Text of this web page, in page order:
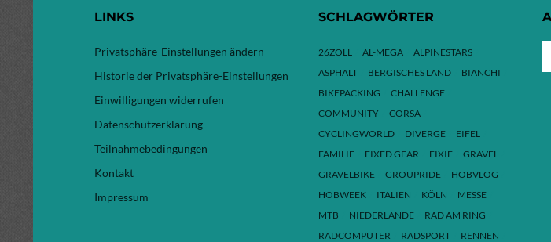
LINKS
Privatsphäre-Einstellungen ändern
Historie der Privatsphäre-Einstellungen
Einwilligungen widerrufen
Datenschutzerklärung
Teilnahmebedingungen
Kontakt
Impressum
SCHLAGWÖRTER
26ZOLL AL-MEGA
ALPINESTARS
ASPHALT
BERGISCHES LAND
BIANCHI
BIKEPACKING
CHALLENGE
COMMUNITY
CORSA
CYCLINGWORLD
DIVERGE
EIFEL
FAMILIE
FIXED GEAR FIXIE
GRAVEL
GRAVELBIKE
GROUPRIDE
HOBVLOG
HOBWEEK
ITALIEN KÖLN
MESSE
MTB
NIEDERLANDE
RAD AM RING
RADCOMPUTER
RADSPORT RENNEN